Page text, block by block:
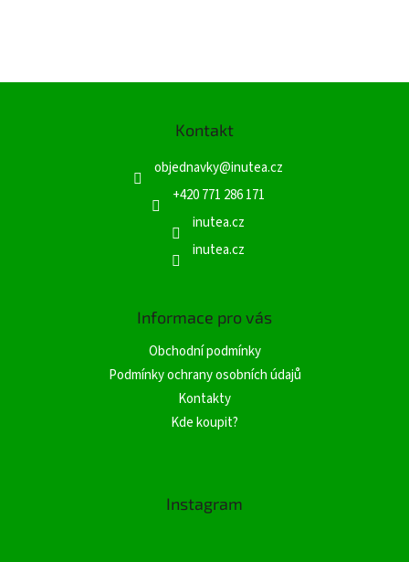
Kontakt
objednavky@inutea.cz
+420 771 286 171
inutea.cz
inutea.cz
Informace pro vás
Obchodní podmínky
Podmínky ochrany osobních údajů
Kontakty
Kde koupit?
Instagram